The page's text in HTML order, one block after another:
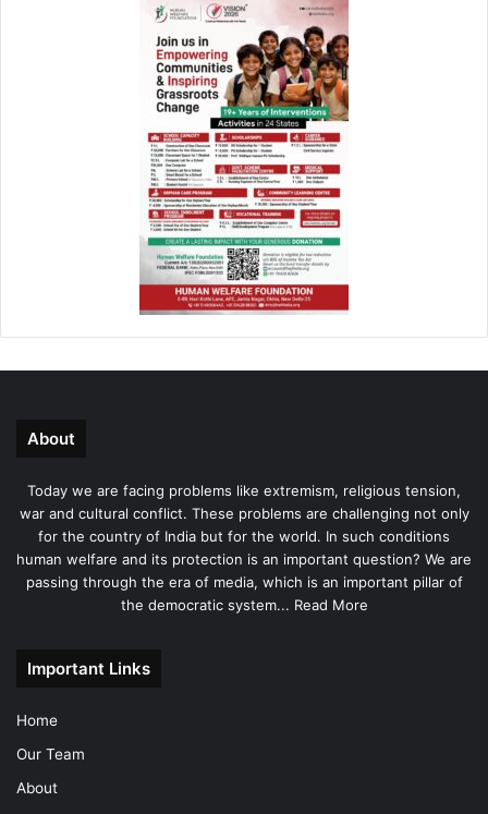
About
Today we are facing problems like extremism, religious tension,
war and cultural conflict. These problems are challenging not only
for the country of India but for the world. In such conditions
human welfare and its protection is an important question? We are
passing through the era of media, which is an important pillar of
the democratic system... Read More
Important Links
Home
Our Team
About